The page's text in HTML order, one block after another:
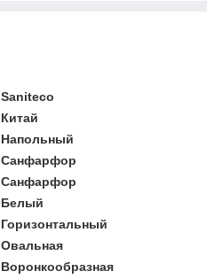
Saniteco
Китай
Напольный
Санфарфор
Санфарфор
Белый
Горизонтальный
Овальная
Воронкообразная